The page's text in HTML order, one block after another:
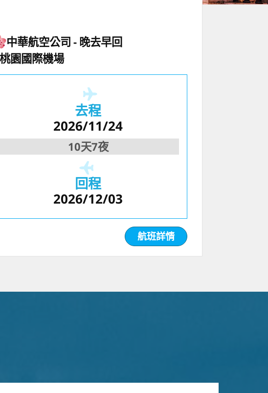
中華航空公司
晚去早回
桃園國際機場
去程
2026/11/24
10天7夜
回程
2026/12/03
航班詳情